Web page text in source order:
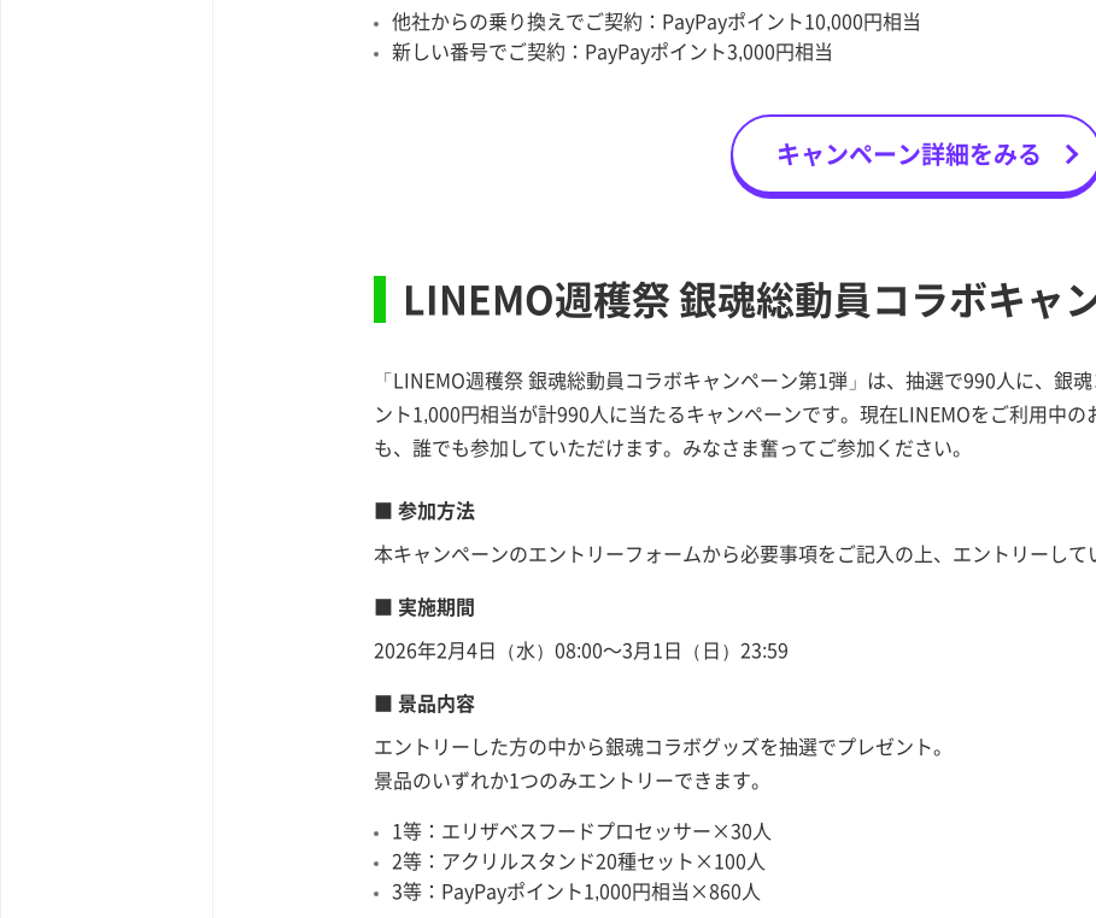
他社からの乗り換えでご契約：PayPayポイント10,000円相当
新しい番号でご契約：PayPayポイント3,000円相当
キャンペーン詳細をみる
LINEMO週穫祭 銀魂総動員コラボキャ
「LINEMO週穫祭 銀魂総動員コラボキャンペーン第1弾」は、抽選で990人に、銀
ント1,000円相当が計990人に当たるキャンペーンです。現在LINEMOをご利用中
も、誰でも参加していただけます。みなさま奮ってご参加ください。
■ 参加方法
本キャンペーンのエントリーフォームから必要事項をご記入の上、エントリーして
■ 実施期間
2026年2月4日（水）08:00～3月1日（日）23:59
■ 景品内容
エントリーした方の中から銀魂コラボグッズを抽選でプレゼント。
景品のいずれか1つのみエントリーできます。
1等：エリザベスフードプロセッサー×30人
2等：アクリルスタンド20種セット×100人
3等：PayPayポイント1,000円相当×860人